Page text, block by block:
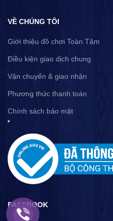
VỀ CHÚNG TÔI
Giới thiệu đồ chơi Toàn Tâm
Điều kiện giao dịch chung
Vận chuyển & giao nhận
Phương thức thanh toán
Chính sách bảo mật
FACEBOOK